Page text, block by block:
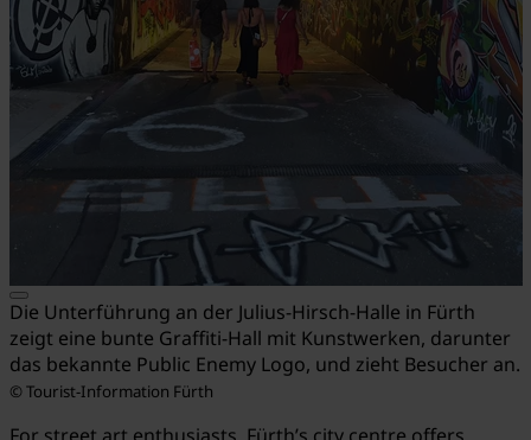
Die Unterführung an der Julius-Hirsch-Halle in Fürth
zeigt eine bunte Graffiti-Hall mit Kunstwerken, darunter
das bekannte Public Enemy Logo, und zieht Besucher an.
© Tourist-Information Fürth